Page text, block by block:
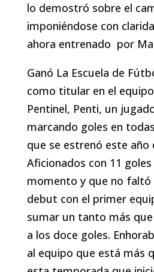
lo demostró sobre el
imponiéndose con
ahora entrenado por
Ganó La Escuela de
como titular en el
Pentinel, Penti, un
marcando goles en
que se estrenó este año
Aficionados con 11
momento y que no faltó
debut con el primer
sumar un tanto más que
a los doce goles.
al equipo que está más